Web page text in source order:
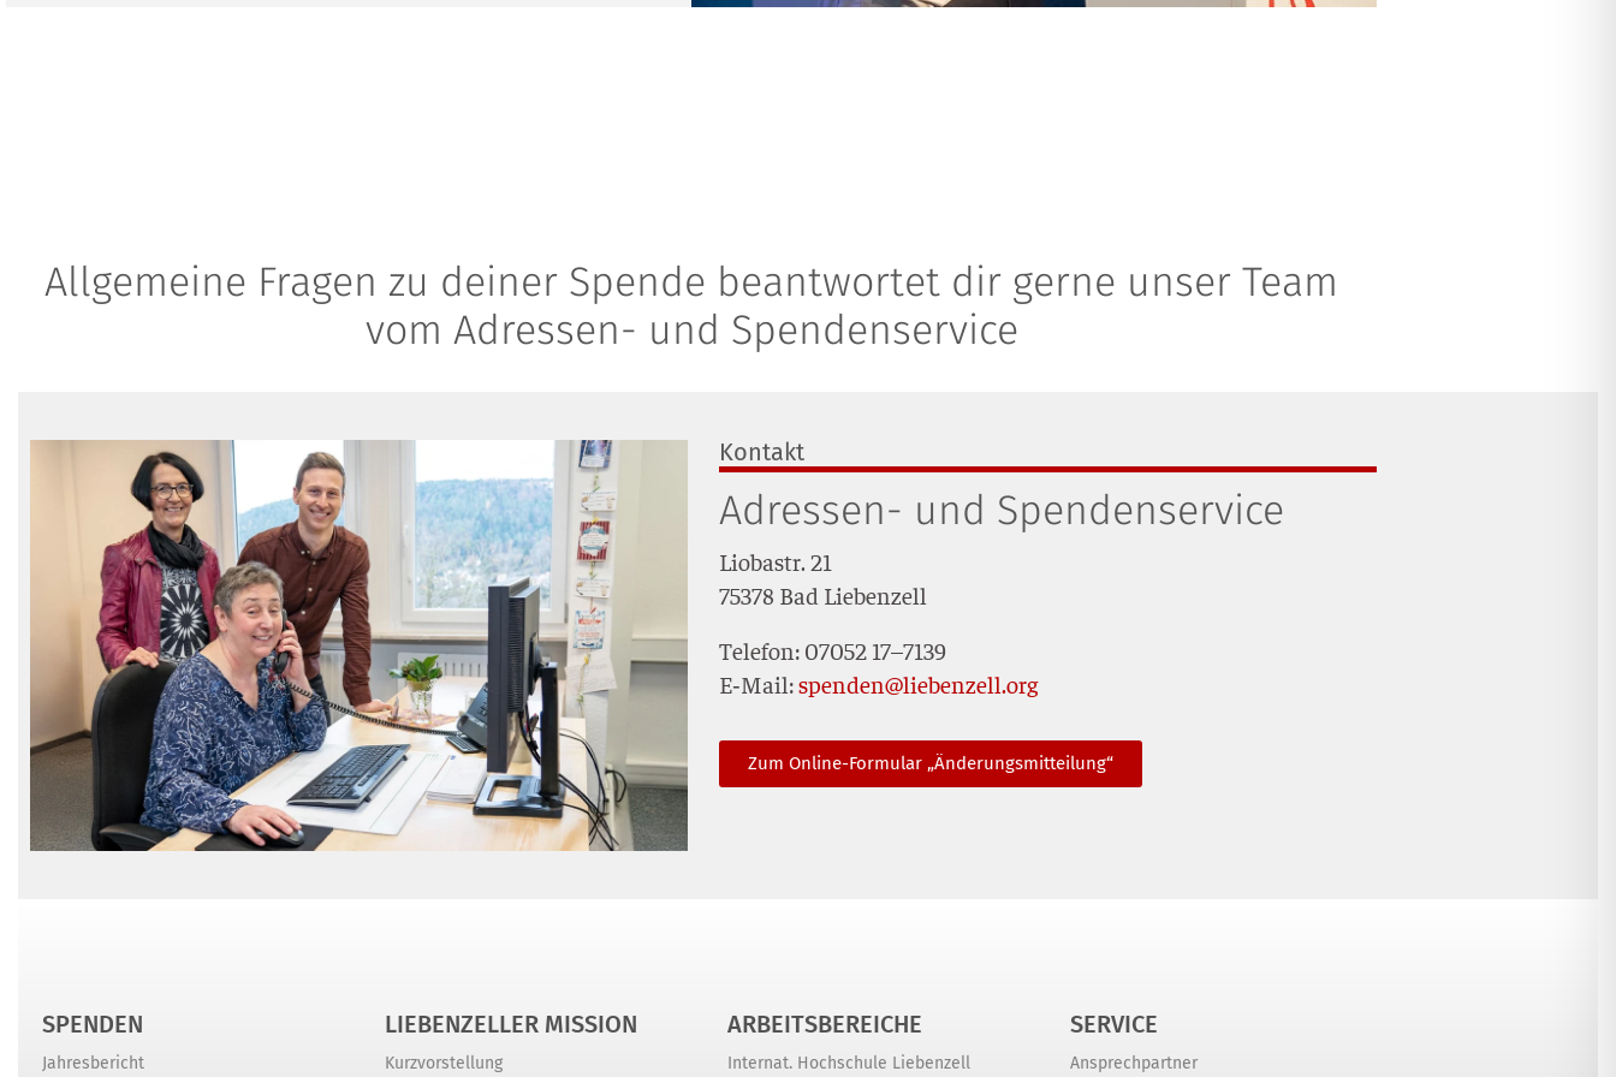
Allgemeine Fragen zu deiner Spende beantwortet dir gerne unser Team
vom Adressen- und Spendenservice
Kontakt
Adressen- und Spendenservice
Lio­bastr. 21
75378 Bad Liebenzell
Tele­fon: 07052 17–7139
E‑Mail:spenden@liebenzell.org
Zum Online-For­mu­lar „Ände­rungs­mit­tei­lung“
SPENDEN
Jahresbericht
LIEBENZELLER MISSION
Kurzvorstellung
ARBEITSBEREICHE
Internat. Hochschule Liebenzell
SERVICE
Ansprechpartner